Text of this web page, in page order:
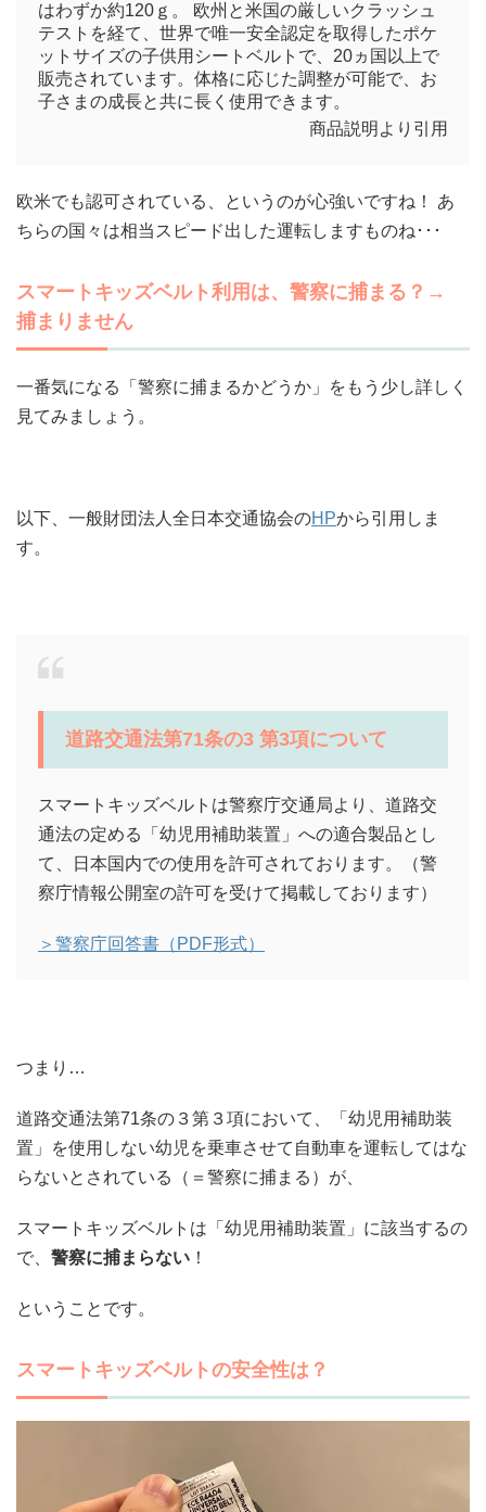
はわずか約120ｇ。 欧州と米国の厳しいクラッシュ
テストを経て、世界で唯一安全認定を取得したポケ
ットサイズの子供用シートベルトで、20ヵ国以上で
販売されています。体格に応じた調整が可能で、お
子さまの成長と共に長く使用できます。
商品説明より引用
欧米でも認可されている、というのが心強いですね！ あ
ちらの国々は相当スピード出した運転しますものね･･･
スマートキッズベルト利用は、警察に捕まる？→
捕まりません
一番気になる「警察に捕まるかどうか」をもう少し詳しく
見てみましょう。
以下、一般財団法人全日本交通協会のHPから引用しま
す。
道路交通法第71条の3 第3項について
スマートキッズベルトは警察庁交通局より、道路交
通法の定める「幼児用補助装置」への適合製品とし
て、日本国内での使用を許可されております。（警
察庁情報公開室の許可を受けて掲載しております）
＞警察庁回答書（PDF形式）
つまり…
道路交通法第71条の３第３項において、「幼児用補助装
置」を使用しない幼児を乗車させて自動車を運転してはな
らないとされている（＝警察に捕まる）が、
スマートキッズベルトは「幼児用補助装置」に該当するの
で、 警察に捕まらない ！
ということです。
スマートキッズベルトの安全性は？